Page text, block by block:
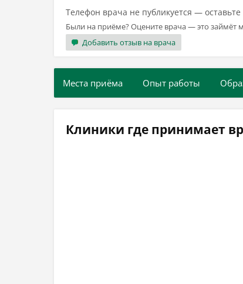
Телефон врача не публикуется —
Были на приёме? Оцените врача — это займёт
Добавить отзыв на врача
Места приёма Опыт работы
Клиники где принимает